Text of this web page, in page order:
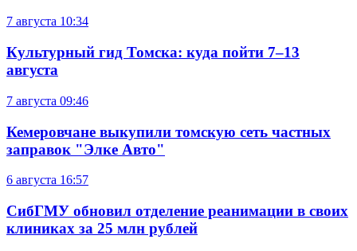
7 августа 10:34
Культурный гид Томска: куда пойти 7–13
августа
7 августа 09:46
Кемеровчане выкупили томскую сеть частных
заправок "Элке Авто"
6 августа 16:57
СибГМУ обновил отделение реанимации в своих
клиниках за 25 млн рублей